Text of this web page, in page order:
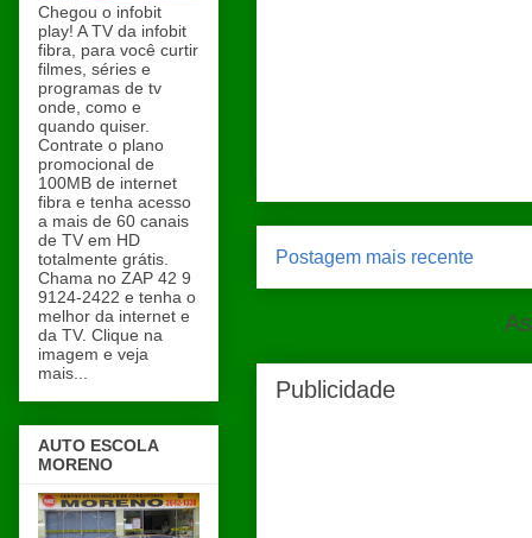
Postagem mais recente
Publicidade
Chegou o infobit
play! A TV da infobit
fibra, para você curtir
filmes, séries e
programas de tv
onde, como e
quando quiser.
Contrate o plano
promocional de
100MB de internet
fibra e tenha acesso
a mais de 60 canais
de TV em HD
totalmente grátis.
Chama no ZAP 42 9
9124-2422 e tenha o
melhor da internet e
da TV. Clique na
imagem e veja
mais...
AUTO ESCOLA
MORENO